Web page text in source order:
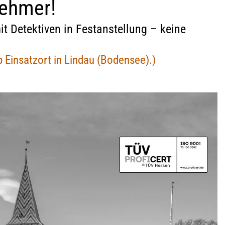
Lügendetektortest/Polygraphentest
Bewerberüberprüfung
Detektiven in Festanstellung – keine
in Lindau (Bodensee).)